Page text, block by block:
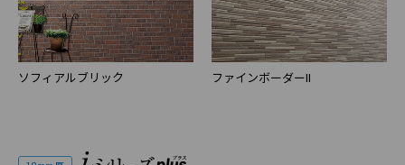
ソフィアルブリック ファインボーダーII